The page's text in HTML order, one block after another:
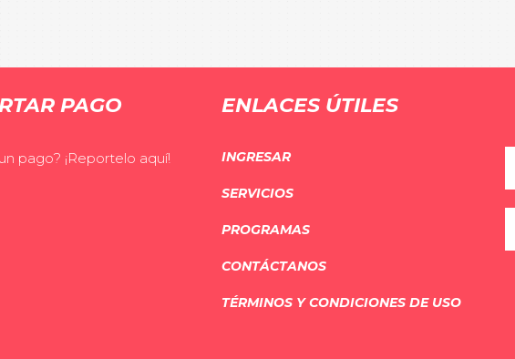
PAGO
pago? ¡Reportelo aquí!
ENLACES ÚTILES
INGRESAR
SERVICIOS
PROGRAMAS
CONTÁCTANOS
TÉRMINOS Y CONDICIONES DE USO